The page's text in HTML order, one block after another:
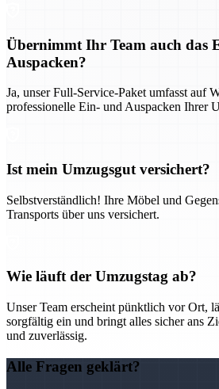
Übernimmt Ihr Team auch das
Auspacken?
Ja, unser Full-Service-Paket umfasst auf
professionelle Ein- und Auspacken Ihrer
Ist mein Umzugsgut versichert?
Selbstverständlich! Ihre Möbel und
Transports über uns versichert.
Wie läuft der Umzugstag ab?
Unser Team erscheint pünktlich vor Ort,
sorgfältig ein und bringt alles sicher ans
und zuverlässig.
Alle Fragen geklärt?